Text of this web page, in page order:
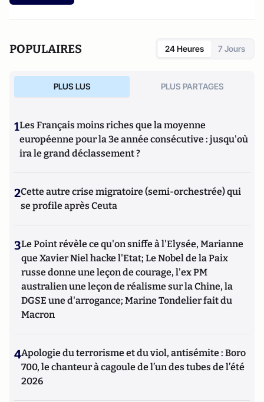
POPULAIRES 24 Heures 7 Jours
PLUS LUS PLUS PARTAGES
1Les Français moins riches que la moyenne
européenne pour la 3e année consécutive : jusqu'où
ira le grand déclassement ?
2Cette autre crise migratoire (semi-orchestrée) qui
se profile après Ceuta
3Le Point révèle ce qu'on sniffe à l'Elysée, Marianne
que Xavier Niel hacke l'Etat; Le Nobel de la Paix
russe donne une leçon de courage, l'ex PM
australien une leçon de réalisme sur la Chine, la
DGSE une d'arrogance; Marine Tondelier fait du
Macron
4Apologie du terrorisme et du viol, antisémite : Boro
700, le chanteur à cagoule de l’un des tubes de l’été
2026